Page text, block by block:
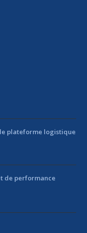
plateforme logistique
de performance